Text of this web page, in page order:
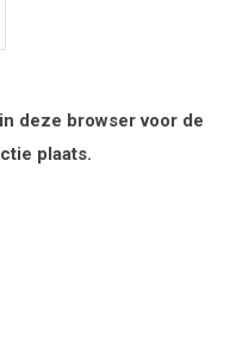
deze browser voor de
plaats.